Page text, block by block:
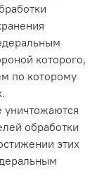
которого,
по которому
обработки
этих